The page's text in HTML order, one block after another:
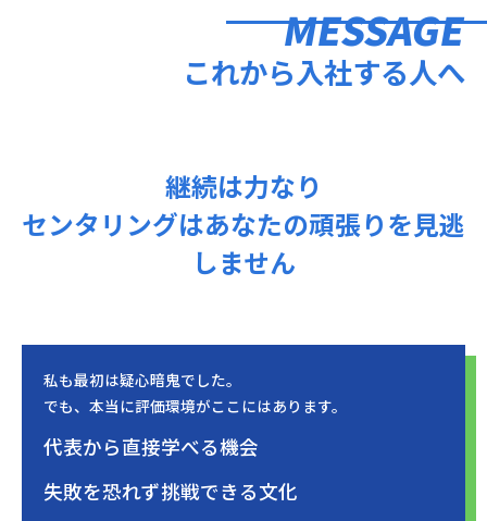
MESSAGE
これから入社する人へ
継続は力なり
センタリングはあなたの頑張りを見逃
しません
私も最初は疑心暗鬼でした。
でも、本当に評価環境がここにはあります。
代表から直接学べる機会
失敗を恐れず挑戦できる文化